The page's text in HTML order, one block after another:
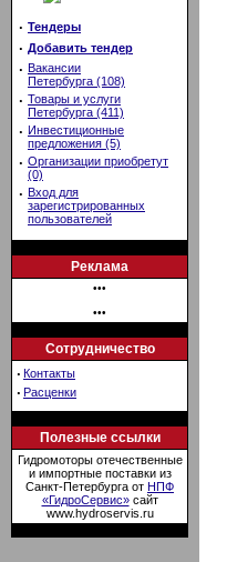
· Тендеры
· Добавить тендер
· Вакансии
Петербурга (108)
· Товары и услуги
Петербурга (411)
· Инвестиционные
предложения (5)
· Организации приобретут
(0)
· Вход для
зарегистрированных
пользователей
Реклама
•••
•••
Сотрудничество
· Контакты
· Расценки
Полезные ссылки
Гидромоторы отечественные
и импортные поставки из
Санкт-Петербурга от НПФ
«ГидроСервис»сайт
www.hydroservis.ru